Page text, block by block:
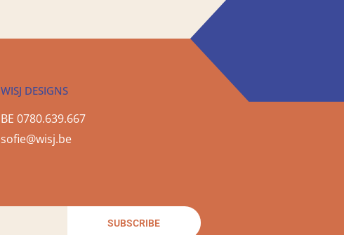
WISJ DESIGNS
BE 0780.639.667
sofie@wisj.be
SUBSCRIBE